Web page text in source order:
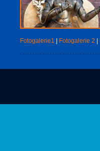
Fotogalerie1 Fotogalerie 2